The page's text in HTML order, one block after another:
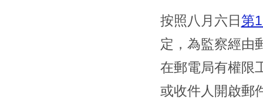
按照八月六日第
定，為監察經由
在郵電局有權限
或收件人開啟郵